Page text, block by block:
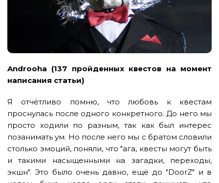
Androoha (137 пройденных квестов на момент
написания статьи)
Я отчётливо помню, что любовь к квестам
проснулась после одного конкретного. До него мы
просто ходили по разным, так как был интерес
позанимать ум. Но после него мы с братом словили
столько эмоций, поняли, что "ага, квесты могут быть
и такими насыщенными на загадки, переходы,
экшн". Это было очень давно, ещё до "DoorZ" и в